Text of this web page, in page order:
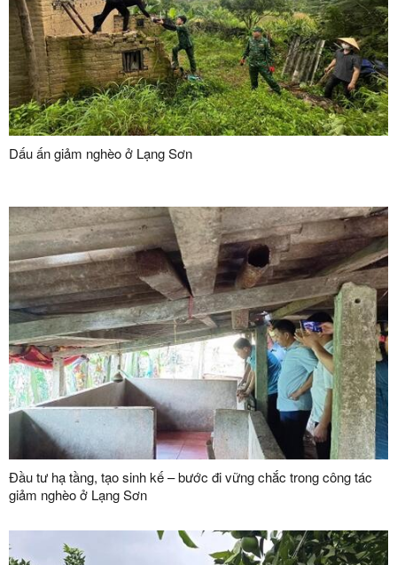
Dấu ấn giảm nghèo ở Lạng Sơn
Đầu tư hạ tầng, tạo sinh kế – bước đi vững chắc trong công tác
giảm nghèo ở Lạng Sơn